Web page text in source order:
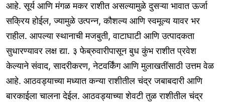
आहे. सूर्य आणि मंगळ मकर राशीत असल्यामुळे दुसऱ्या भावात ऊर्जा
सक्रिय होईल, ज्यामुळे उत्पन्न, कौशल्य आणि स्वमूल्य यावर भर
राहील. आपल्या स्थानाची मजबुती, वाटाघाटी आणि उत्पादकता
सुधारण्यावर लक्ष द्या. ३ फेब्रुवारीपासून बुध कुंभ राशीत प्रवेश
केल्याने संवाद, सादरीकरण, नेटवर्किंग आणि मुलाखतींसाठी उत्तम वेळ
आहे. आठवड्याच्या मध्यात कन्या राशीतील चंद्र जबाबदारी आणि
बारकाईला चालना देईल. आठवड्याच्या शेवटी तुळ राशीतील चंद्र